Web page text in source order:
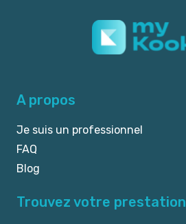
A propos
Je suis un professionnel
FAQ
Blog
Trouvez votre prestation